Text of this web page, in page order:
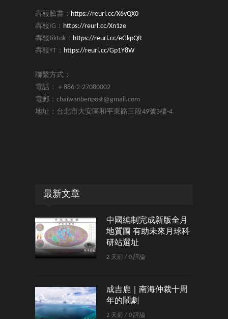
犇報臉書： https://reurl.cc/X6vQX0
犇報IG： https://reurl.cc/Xn1ze
犇報tiktok： https://reurl.cc/eGkpQR
犇報YT： https://reurl.cc/Gp1Y8W
聯繫方式：
電話：＋886-2-27080002
電郵：chaiwanbenpost@gmail.com
地址：台北市大安區和平東路三段49號3樓-4
最新文章
中國編制完成新版全月
地質圖 有助未來月球科
研站選址
2 天前 / 0 評論
成吉鹿｜南海仲裁十周
年的鬧劇
2 天前 / 0 評論